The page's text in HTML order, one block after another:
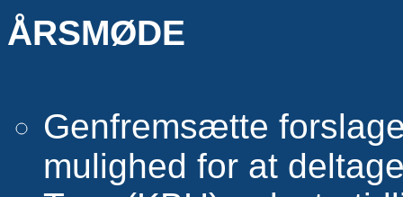
ÅRSMØDE
Genfremsætte
mulighed for at